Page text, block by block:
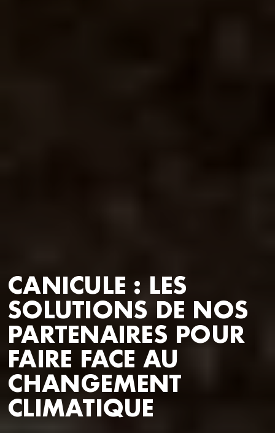
CANICULE : LES
SOLUTIONS DE NOS
PARTENAIRES POUR
FAIRE FACE AU
CHANGEMENT
CLIMATIQUE